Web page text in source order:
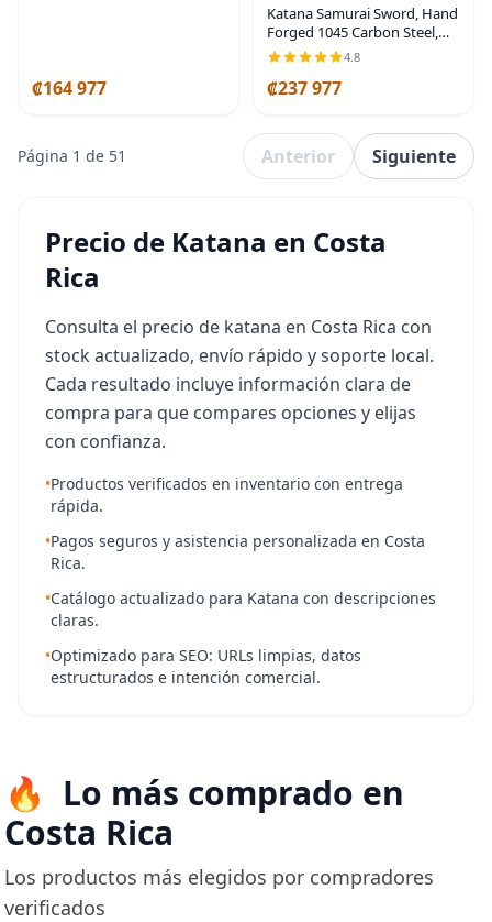
₡164 977
Katana Samurai Sword, Hand
Forged 1045 Carbon Steel,
Heat Tempered | Functional
blade for dojo practice,
display & collectors; heat-
4.8
₡237 977
Página 1 de 51 Anterior Siguiente
Precio de Katana en Costa
Rica
Consulta el precio de katana en Costa Rica con
stock actualizado, envío rápido y soporte local.
Cada resultado incluye información clara de
compra para que compares opciones y elijas
con confianza.
•Productos verificados en inventario con entrega
rápida.
•Pagos seguros y asistencia personalizada en Costa
Rica.
•Catálogo actualizado para Katana con descripciones
claras.
•Optimizado para SEO: URLs limpias, datos
estructurados e intención comercial.
Lo más comprado en
Costa Rica
Los productos más elegidos por compradores
verificados